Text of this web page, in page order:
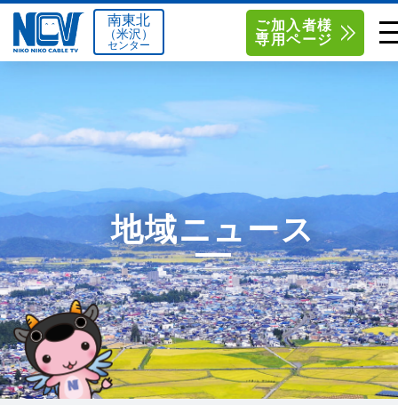
南東北センター（福島）
函館センター 0138-34-2525
新潟センター 025-210-1200
単品料金
お得なセットプラン
料金シミュレーション
サポート
Q&A
センター情報
〒992-0044
山形県米沢市春日四丁目2-75
0238-24-2525
営業時間 9:00～18:00
南東北センター(福島)
〒960-8252
福島県福島市御山字一本松17-1-
1
0120-173-577
営業時間 9:15～18:00
南東北
（米沢）
センター
ご加入者様
専用ページ
地域ニュース